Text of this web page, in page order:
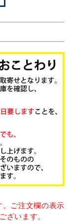
ご注文欄の表示
ざいます。